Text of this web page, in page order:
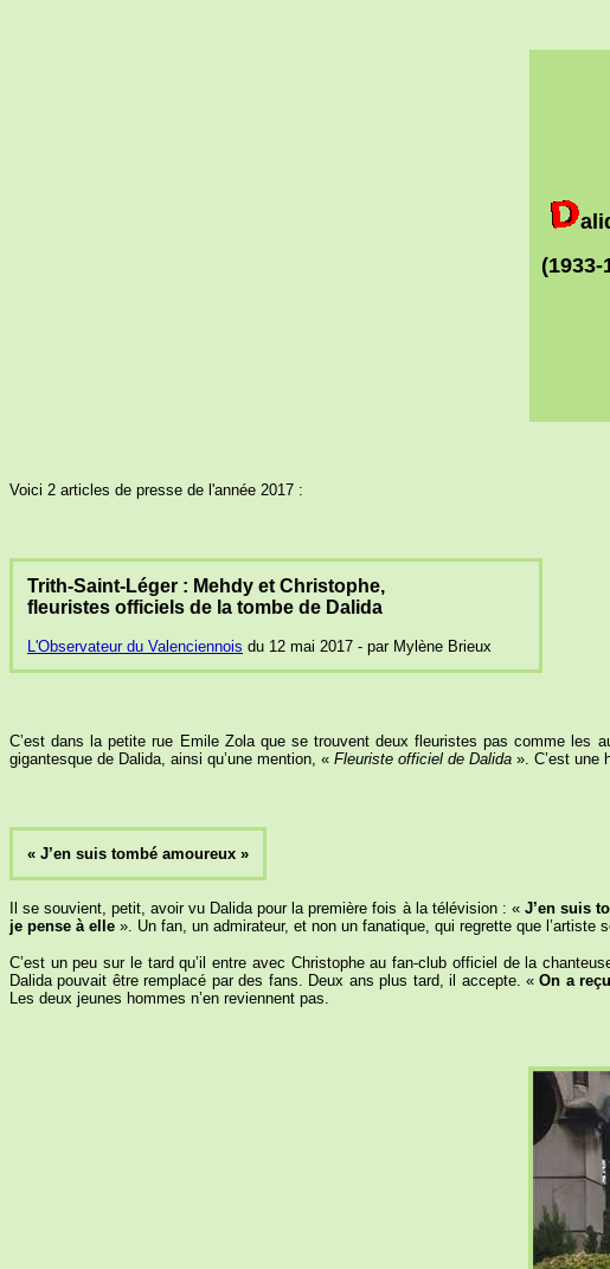
(1933-
Voici 2 articles de presse de l'année 2017 :
Trith-Saint-Léger : Mehdy et Christophe,
fleuristes officiels de la tombe de Dalida
L'Observateur du Valenciennois du 12 mai 2017 - par Mylène Brieux
C’est dans la petite rue Emile Zola que se trouvent deux fleuristes pas comme les
gigantesque de Dalida, ainsi qu’une mention, « Fleuriste officiel de Dalida ». C’est une
« J’en suis tombé amoureux »
Il se souvient, petit, avoir vu Dalida pour la première fois à la télévision : « J’en suis
je pense à elle ». Un fan, un admirateur, et non un fanatique, qui regrette que
C’est un peu sur le tard qu’il entre avec Christophe au fan-club officiel de la
Dalida pouvait être remplacé par des fans. Deux ans plus tard, il accepte. «On a
Les deux jeunes hommes n’en reviennent pas.